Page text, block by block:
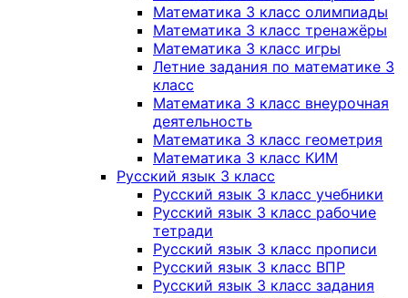
Математика 3 класс олимпиады
Математика 3 класс тренажёры
Математика 3 класс игры
Летние задания по математике 3
класс
Математика 3 класс внеурочная
деятельность
Математика 3 класс геометрия
Математика 3 класс КИМ
Русский язык 3 класс
Русский язык 3 класс учебники
Русский язык 3 класс рабочие
тетради
Русский язык 3 класс прописи
Русский язык 3 класс ВПР
Русский язык 3 класс задания